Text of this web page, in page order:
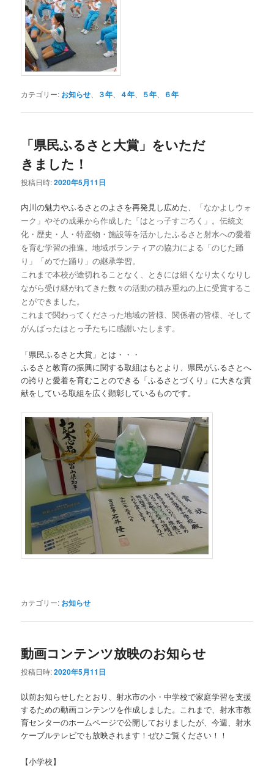
カテゴリー: お知らせ ３年 ４年 ５年 ６年
「県民ふるさと大賞」をいただ
きました！
投稿日時:2020年5月11日
内川の魅力やふるさとのよさを再発見し広めた、
「なかよしウォ
ーク」やその成果から作成した「はとっ子すごろく」。伝統文
化・歴史・人・特産物・施設等を活かしたふるさと射水への愛着
を育む学習の推進。地域ボランティアの協力による「のじた踊
り」「めでた踊り」の継承学習。
これまで本校が途切れることなく、ときには細くなり太くなりし
ながら受け継がれてきた数々の活動の積み重ねの上に受賞するこ
とができました。
これまで関わってくださった地域の皆様、関係者の皆様、そして
がんばったはとっ子たちに感謝いたします。
「県民ふるさと大賞」とは・・・
ふるさと教育の振興に関する取組はもとより、県民がふるさとへ
の誇りと愛着を育むことのできる「ふるさとづくり」に大きな貢
献をしている取組を広く顕彰しているものです。
カテゴリー: お知らせ
動画コンテンツ放映のお知らせ
投稿日時:2020年5月11日
以前お知らせしたとおり、射水市の小・中学校で家庭学習を支援
するための動画コンテンツを作成しました。これまで、射水市教
育センターのホームページで公開しておりましたが、今週、射水
ケーブルテレビでも放映されます！ぜひご覧ください！！
【小学校】